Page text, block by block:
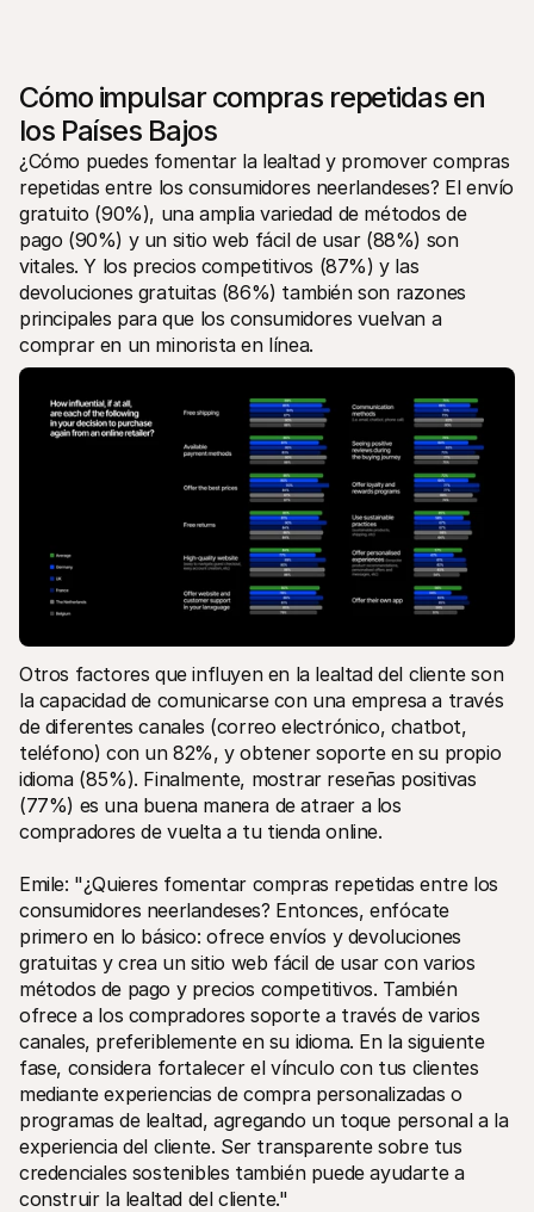
Cómo impulsar compras repetidas en
los Países Bajos
¿Cómo puedes fomentar la lealtad y promover compras
repetidas entre los consumidores neerlandeses? El envío
gratuito (90%), una amplia variedad de métodos de
pago (90%) y un sitio web fácil de usar (88%) son
vitales. Y los precios competitivos (87%) y las
devoluciones gratuitas (86%) también son razones
principales para que los consumidores vuelvan a
comprar en un minorista en línea.
Otros factores que influyen en la lealtad del cliente son
la capacidad de comunicarse con una empresa a través
de diferentes canales (correo electrónico, chatbot,
teléfono) con un 82%, y obtener soporte en su propio
idioma (85%). Finalmente, mostrar reseñas positivas
(77%) es una buena manera de atraer a los
compradores de vuelta a tu tienda online.
Emile: "¿Quieres fomentar compras repetidas entre los
consumidores neerlandeses? Entonces, enfócate
primero en lo básico: ofrece envíos y devoluciones
gratuitas y crea un sitio web fácil de usar con varios
métodos de pago y precios competitivos. También
ofrece a los compradores soporte a través de varios
canales, preferiblemente en su idioma. En la siguiente
fase, considera fortalecer el vínculo con tus clientes
mediante experiencias de compra personalizadas o
programas de lealtad, agregando un toque personal a la
experiencia del cliente. Ser transparente sobre tus
credenciales sostenibles también puede ayudarte a
construir la lealtad del cliente."